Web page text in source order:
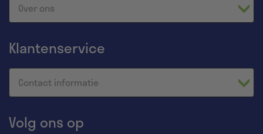
Over ons
Klantenservice
Contact informatie
Volg ons op